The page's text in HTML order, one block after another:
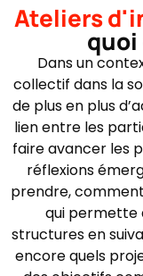
Ateliers
quoi
Dans un
collectif dans la
de plus en plus
lien entre les
faire avancer les
réflexions
prendre,
qui permette
structures en
encore quels